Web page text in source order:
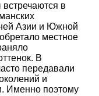
в
Азии и Южной
местное
В
передавали
и
Именно поэтому